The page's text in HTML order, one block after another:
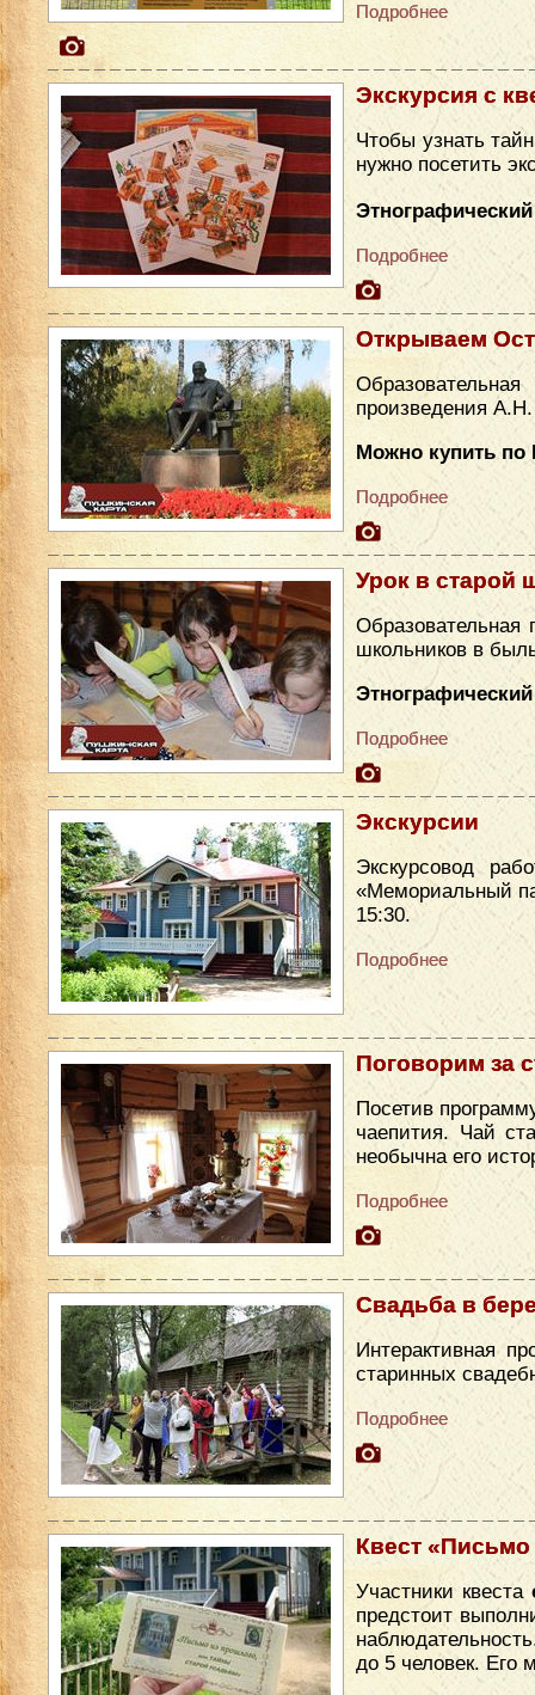
Подробнее
Экскурсия с
Чтобы узнать
нужно посетить
Подробнее
Открываем
произведения А.Н.
Можно купить по
Подробнее
Урок в старой
школьников в
Подробнее
Экскурсии
Экскурсовод
«Мемориальный
15:30.
Подробнее
Поговорим за
Посетив
чаепития. Чай
необычна его
Подробнее
Свадьба в
Интерактивная
старинных
Подробнее
Квест
Участники квеста
предстоит
до 5 человек. Его